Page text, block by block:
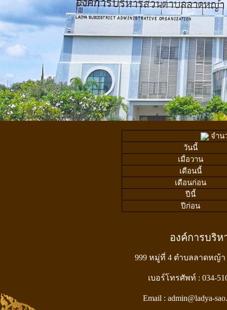
จำน
วันนี้
เมื่อวาน
เดือนนี้
เดือนก่อน
ปีนี้
ปีก่อน
องค์การบริ
999 หมู่ที่ 4 ตำบลลาดหญ้า
เบอร์โทรศัพท์ : 034-
Email : admin@ladya-